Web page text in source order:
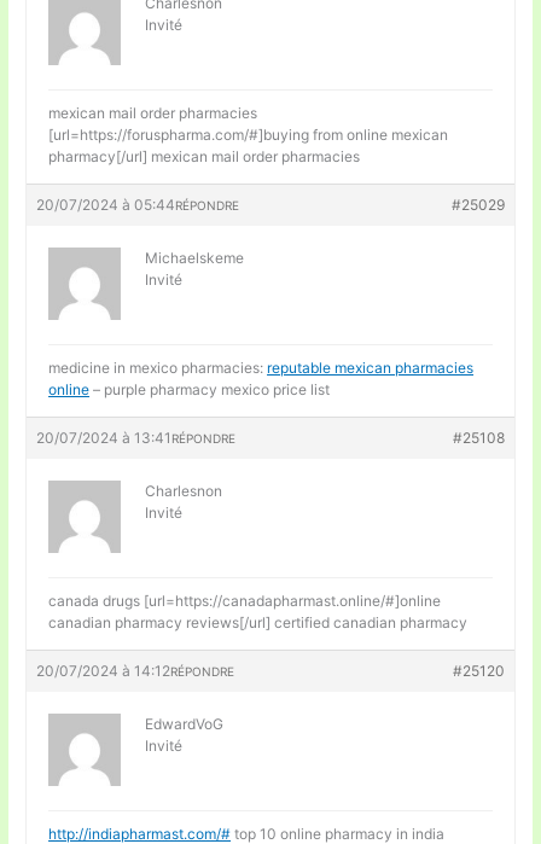
Invité
mexican mail order pharmacies
[url=https://foruspharma.com/#]buying from online mexican
pharmacy[/url] mexican mail order pharmacies
20/07/2024 à 05:44 #25029
RÉPONDRE
Michaelskeme
Invité
medicine in mexico pharmacies: reputable mexican pharmacies
online – purple pharmacy mexico price list
20/07/2024 à 13:41 #25108
RÉPONDRE
Charlesnon
Invité
canada drugs [url=https://canadapharmast.online/#]online
canadian pharmacy reviews[/url] certified canadian pharmacy
20/07/2024 à 14:12 #25120
RÉPONDRE
EdwardVoG
Invité
http://indiapharmast.com/# top 10 online pharmacy in india